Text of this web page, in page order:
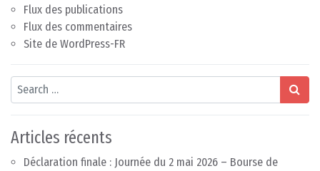
Flux des publications
Flux des commentaires
Site de WordPress-FR
Search
Articles récents
Déclaration finale : Journée du 2 mai 2026 – Bourse de